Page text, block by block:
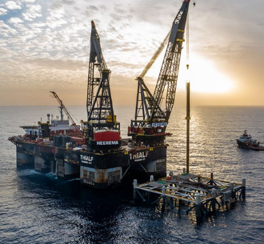
תיעוד בלעדי: להקים מגדל של 30
קומות בלב הים
תיעוד בלעדי: להקים מגדל של 30 קומות בלב הים מאחורי הקלעים
של תיעוד הקמת אסדת הגז לוויתן מאת: מערכת אלבטרוס
קרא עוד ←